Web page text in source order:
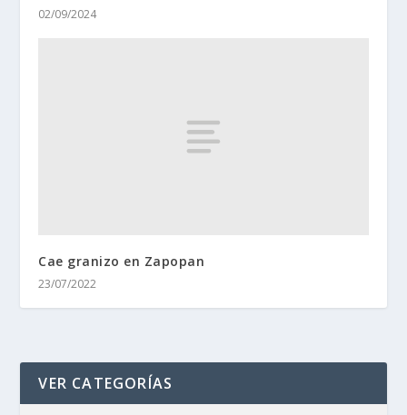
02/09/2024
Cae granizo en Zapopan
23/07/2022
VER CATEGORÍAS